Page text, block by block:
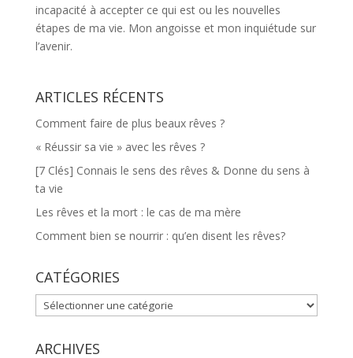
incapacité à accepter ce qui est ou les nouvelles
étapes de ma vie. Mon angoisse et mon inquiétude sur
l’avenir.
ARTICLES RÉCENTS
Comment faire de plus beaux rêves ?
« Réussir sa vie » avec les rêves ?
[7 Clés] Connais le sens des rêves & Donne du sens à
ta vie
Les rêves et la mort : le cas de ma mère
Comment bien se nourrir : qu’en disent les rêves?
CATÉGORIES
CATÉGORIES
ARCHIVES